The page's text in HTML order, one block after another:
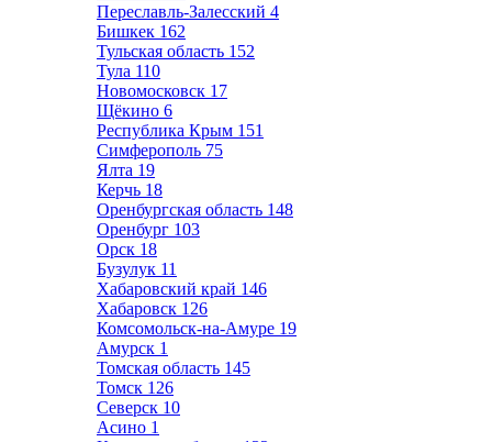
Переславль-Залесский 4
Бишкек 162
Тульская область 152
Тула 110
Новомосковск 17
Щёкино 6
Республика Крым 151
Симферополь 75
Ялта 19
Керчь 18
Оренбургская область 148
Оренбург 103
Орск 18
Бузулук 11
Хабаровский край 146
Хабаровск 126
Комсомольск-на-Амуре 19
Амурск 1
Томская область 145
Томск 126
Северск 10
Асино 1